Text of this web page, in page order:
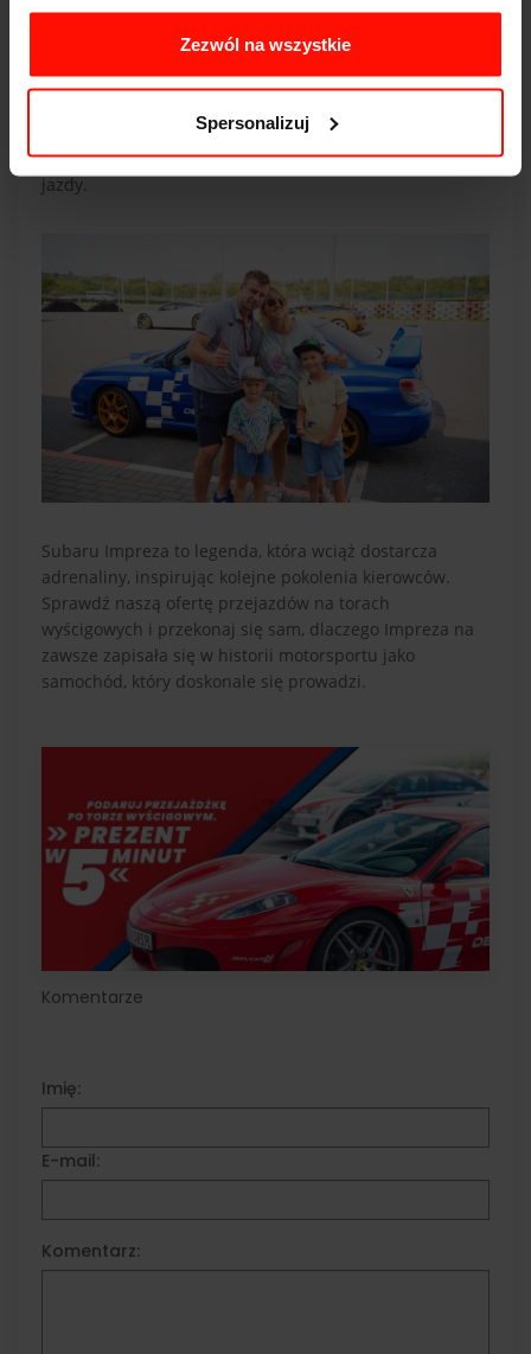
Zezwól na wszystkie
Spersonalizuj
Dodatkowym atutem Imprezy jest fakt, że auto
doskonale spisuje się również jako samochód na co
zapewnia komfortową jazdę również poza torem – dzięki
czemu łączy w sobie funkcjonalność i emocje sportowej
jazdy.
Subaru Impreza to legenda, która wciąż dostarcza
adrenaliny, inspirując kolejne pokolenia kierowców.
Sprawdź naszą ofertę przejazdów na torach
wyścigowych i przekonaj się sam, dlaczego Impreza na
zawsze zapisała się w historii motorsportu jako
samochód, który doskonale się prowadzi.
Komentarze
Imię:
E-mail:
Komentarz: